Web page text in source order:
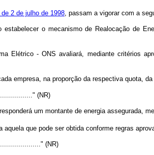
de 2 de julho de 1998 , passam a vigorar com a
o mecanismo de Realocação de
Elétrico - ONS avaliará, mediante critérios
empresa, na proporção da respectiva quota,
(NR)
um montante de energia assegurada,
aquela que pode ser obtida conforme regras
(NR)